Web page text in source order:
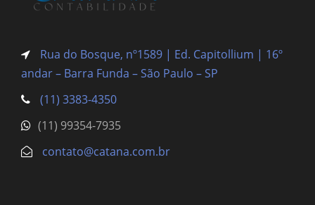
Rua do Bosque, nº1589 | Ed. Capitollium | 16º
andar – Barra Funda – São Paulo – SP
(11) 3383-4350
(11) 99354-7935
contato@catana.com.br